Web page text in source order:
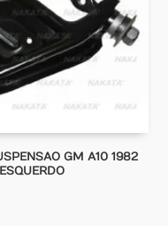
GM A10 1982